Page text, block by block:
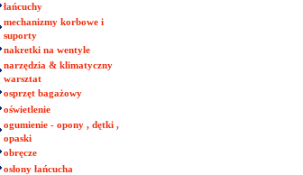
łańcuchy
mechanizmy korbowe i
suporty
nakretki na wentyle
narzędzia & klimatyczny
warsztat
osprzęt bagażowy
oświetlenie
ogumienie - opony , dętki ,
opaski
obręcze
osłony łańcucha